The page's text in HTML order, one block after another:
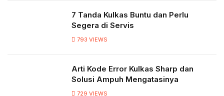
7 Tanda Kulkas Buntu dan Perlu
Segera di Servis
793 VIEWS
Arti Kode Error Kulkas Sharp dan
Solusi Ampuh Mengatasinya
729 VIEWS